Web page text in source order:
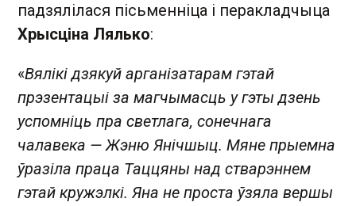
падзялілася пісьменніца і перакладчыца
Хрысціна Лялько:
«Вялікі дзякуй арганізатарам гэтай
прэзентацыі за магчымасць у гэты дзень
успомніць пра светлага, сонечнага
чалавека — Жэню Янічшыц. Мяне прыемна
ўразіла праца Таццяны над стварэннем
гэтай кружэлкі. Яна не проста ўзяла вершы